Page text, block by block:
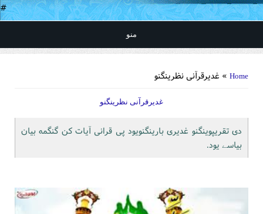
#
منو
Home » غدیرقرآنی نظرینگنو
غدیرقرآنی نظرینگنو
دی تقریپوینگنو غدیری بارینگنویود پی قرانی آیات کن گنگمه بیان
بیاسے یود.